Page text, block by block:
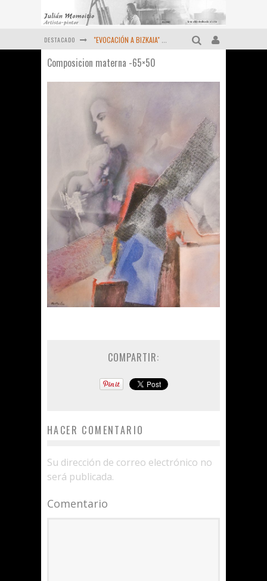
DESTACADO "EVOCACIÓN A BIZKAIA" ORTUELLA (1983-2024) Momoitio
Diciembre de 2021 - Últimas obras
Composicion materna -65×50
COMPARTIR:
HACER COMENTARIO
Su dirección de correo electrónico no
será publicada.
Comentario